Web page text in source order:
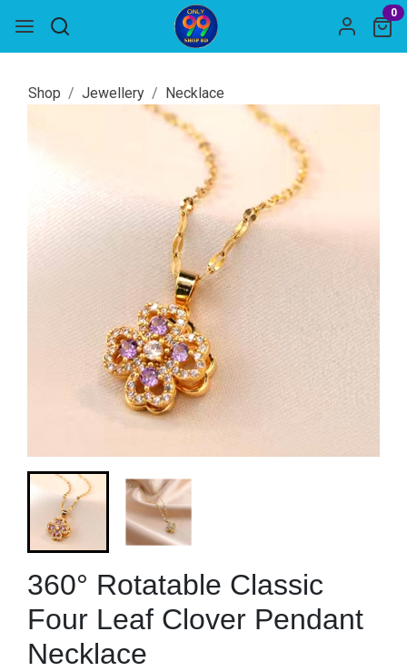
0
Shop Jewellery Necklace
360° Rotatable Classic
Four Leaf Clover Pendant
Necklace